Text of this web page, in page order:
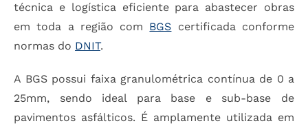
técnica e logística eficiente para abastecer obras
em toda a região com BGS certificada conforme
normas do DNIT.
A BGS possui faixa granulométrica contínua de 0 a
25mm, sendo ideal para base e sub-base de
pavimentos asfálticos. É amplamente utilizada em